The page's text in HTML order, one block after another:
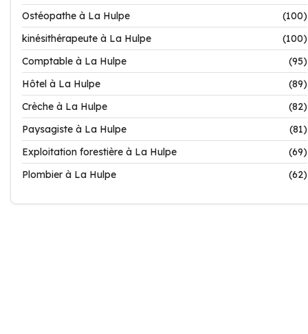
Ostéopathe à La Hulpe
(100)
kinésithérapeute à La Hulpe
(100)
Comptable à La Hulpe
(95)
Hôtel à La Hulpe
(89)
Crèche à La Hulpe
(82)
Paysagiste à La Hulpe
(81)
Exploitation forestière à La Hulpe
(69)
Plombier à La Hulpe
(62)